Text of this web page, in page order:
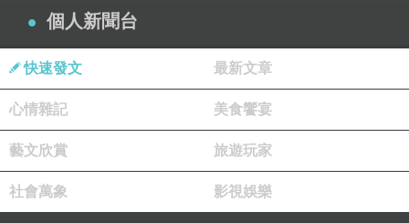
個人新聞台
快速發文 最新文章
心情雜記 美食饗宴
藝文欣賞 旅遊玩家
社會萬象 影視娛樂